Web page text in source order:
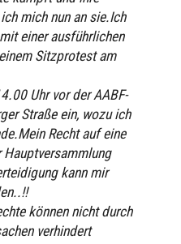
mich nun an sie.Ich
einer ausführlichen
Sitzprotest am
Uhr vor der AABF-
Straße ein, wozu ich
Recht auf eine
Hauptversammlung
kann mir
können nicht durch
verhindert